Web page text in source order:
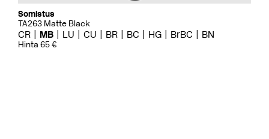
Somistus
TA263 Matte Black
CR MB LU CU BR BC HG BrBC BN
Hinta 65 €